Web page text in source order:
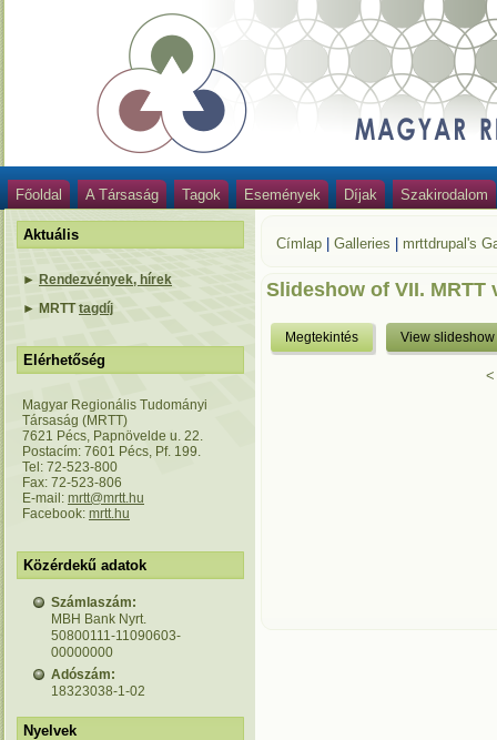
Főoldal A Társaság Tagok Események Díjak Szakirodalom
Aktuális
► Rendezvények, hírek
► MRTTtagdíj
Elérhetőség
Magyar Regionális Tudományi
Társaság (MRTT)
7621 Pécs, Papnövelde u. 22.
Postacím: 7601 Pécs, Pf. 199.
Tel: 72-523-800
Fax: 72-523-806
E-mail: mrtt@mrtt.hu
Facebook: mrtt.hu
Közérdekű adatok
Számlaszám:
MBH Bank Nyrt.
50800111-11090603-
00000000
Adószám:
18323038-1-02
Nyelvek
Címlap |Galleries mrttdrupal's
Slideshow of VII. MRTT
Megtekintés View slideshow